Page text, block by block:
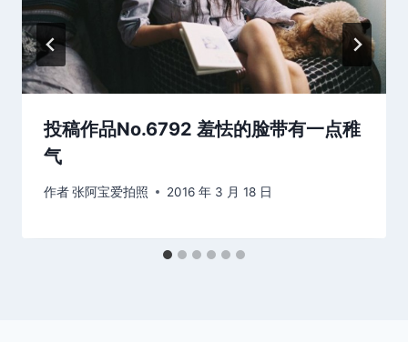
投稿作品No.6792 羞怯的脸带有一点稚
气
作者张阿宝爱拍照 2016 年 3 月 18 日